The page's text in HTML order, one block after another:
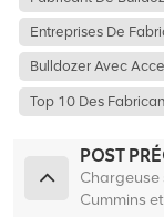
Entreprises De
Bulldozer Avec
Top 10 Des
POST
Chargeuse
Cummins